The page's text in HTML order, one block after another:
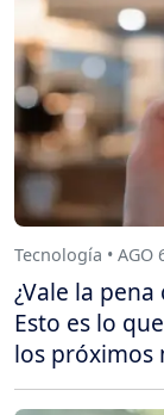
Tecnología • AGO
¿Vale la
Esto es lo
los próximos